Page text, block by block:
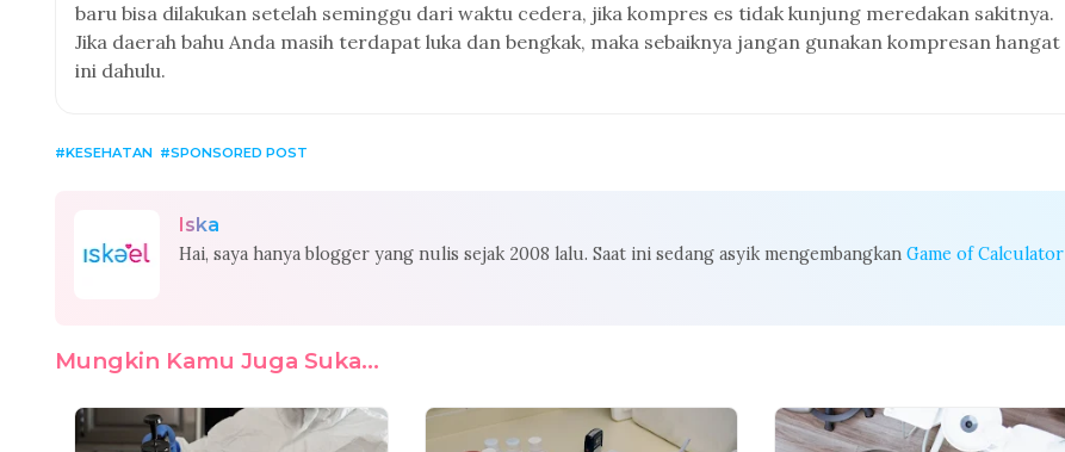
baru bisa dilakukan setelah seminggu dari waktu cedera, jika kompres es tidak kunjung meredakan sakitnya.
Jika daerah bahu Anda masih terdapat luka dan bengkak, maka sebaiknya jangan gunakan kompresan hangat
ini dahulu.
KESEHATAN SPONSORED POST
Iska
Hai, saya hanya blogger yang nulis sejak 2008 lalu. Saat ini sedang asyik mengembangkan Game of Calculator
Mungkin Kamu Juga Suka...